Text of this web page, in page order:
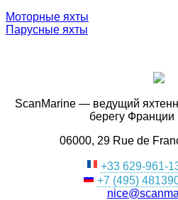
Моторные яхты
Парусные яхты
ScanMarine — ведущий
берегу Франции
06000, 29 Rue de
+33 629-961-
+7 (495)